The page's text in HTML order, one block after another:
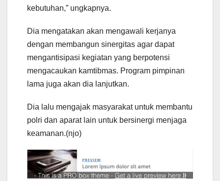
kebutuhan,” ungkapnya.
Dia mengatakan akan mengawali kerjanya
dengan membangun sinergitas agar dapat
mengantisipasi kegiatan yang berpotensi
mengacaukan kamtibmas. Program pimpinan
lama juga akan dia lanjutkan.
Dia lalu mengajak masyarakat untuk membantu
polri dan aparat lain untuk bersinergi menjaga
keamanan.(njo)